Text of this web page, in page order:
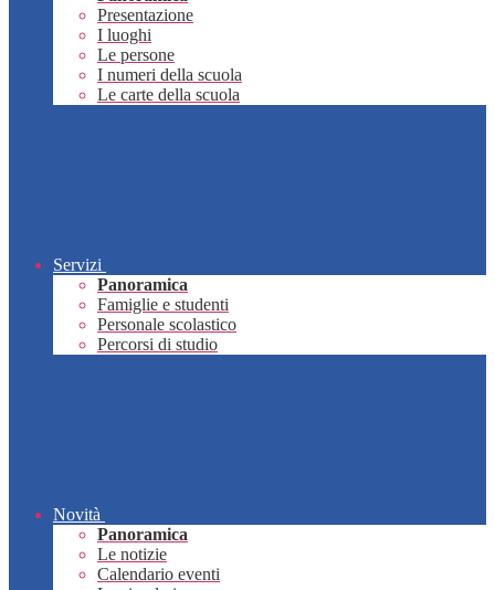
Presentazione
I luoghi
Le persone
I numeri della scuola
Le carte della scuola
Servizi
Panoramica
Famiglie e studenti
Personale scolastico
Percorsi di studio
Novità
Panoramica
Le notizie
Calendario eventi